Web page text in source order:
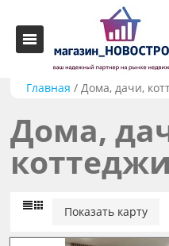
Главная /Дома, дачи,
Дома,
коттеджи
Показать карту